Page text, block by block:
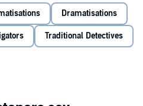
Dramatisations
Traditional Detectives